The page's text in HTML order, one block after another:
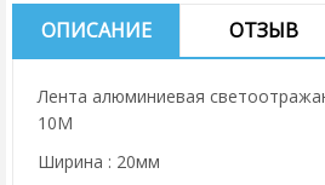
ОПИСАНИЕ ОТЗЫВ
Лента алюминиевая
10M
Ширина : 20мм